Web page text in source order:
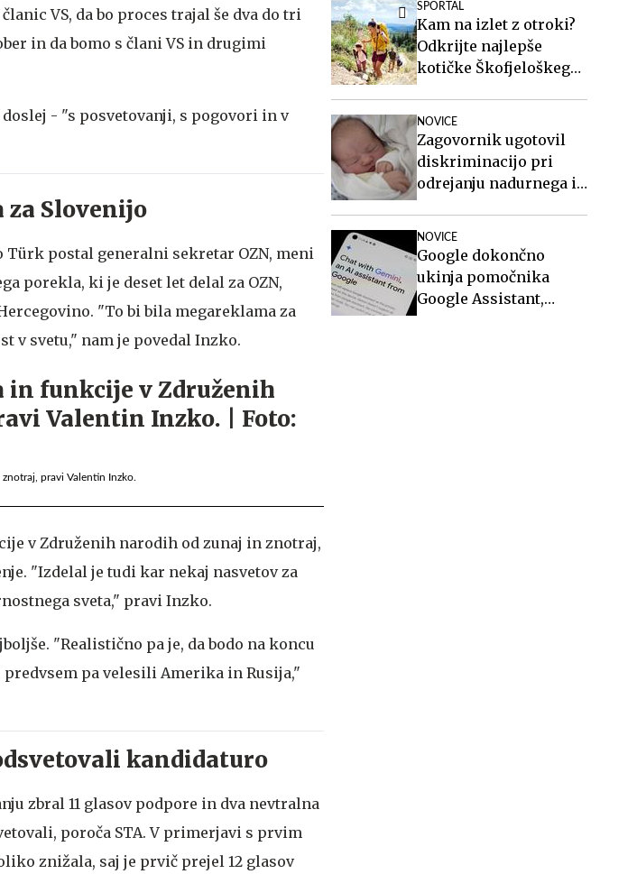
VS, da bo proces trajal še dva do tri
in da bomo s člani VS in drugimi
- "s posvetovanji, s pogovori in v
za Slovenijo
Türk postal generalni sekretar OZN, meni
porekla, ki je deset let delal za OZN,
"To bi bila megareklama za
v svetu," nam je povedal Inzko.
pravi Valentin Inzko.
v Združenih narodih od zunaj in znotraj,
"Izdelal je tudi kar nekaj nasvetov za
sveta," pravi Inzko.
"Realistično pa je, da bodo na koncu
predvsem pa velesili Amerika in Rusija,"
kandidaturo
zbral 11 glasov podpore in dva nevtralna
poroča STA. V primerjavi s prvim
znižala, saj je prvič prejel 12 glasov
SPORTAL
Kam na izlet z otroki?
Odkrijte najlepše
kotičke Škofjeloškega
NOVICE
Zagovornik ugotovil
diskriminacijo pri
odrejanju nadurnega in
NOVICE
Google dokončno
ukinja pomočnika
Google Assistant,